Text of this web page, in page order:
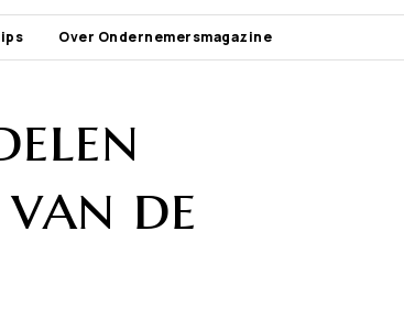
Over Ondernemersmagazine
de